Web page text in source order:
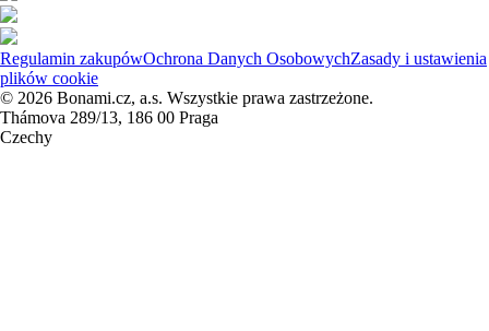
Regulamin zakupówOchrona Danych OsobowychZasady i ustawienia
plików cookie
© 2026 Bonami.cz, a.s. Wszystkie prawa zastrzeżone.
Thámova 289/13, 186 00 Praga
Czechy